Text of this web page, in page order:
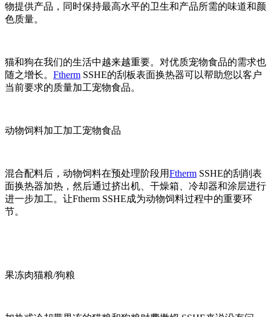
物提供产品，同时保持最高水平的卫生和产品所需的味道和颜
色质量。
猫和狗在我们的生活中越来越重要。对优质宠物食品的需求也
随之增长。 Ftherm SSHE的刮板表面换热器可以帮助您以客户
当前要求的质量加工宠物食品。
动物饲料加工加工宠物食品
混合配料后，动物饲料在预处理阶段用Ftherm SSHE的刮削表
面换热器加热，然后通过挤出机、干燥箱、冷却器和涂层进行
进一步加工。让Ftherm SSHE成为动物饲料过程中的重要环
节。
果冻肉猫粮/狗粮